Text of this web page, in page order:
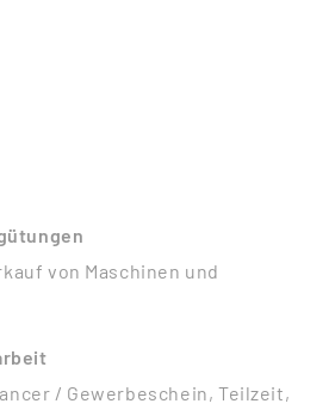
von Maschinen und
/ Gewerbeschein, Teilzeit,